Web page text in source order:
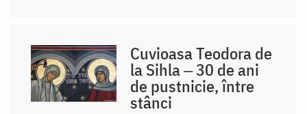
Cuvioasa Teodora de
la Sihla ‒ 30 de ani
de pustnicie, între
stânci